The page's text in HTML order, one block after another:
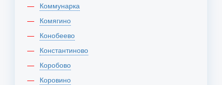
Коммунарка
Комягино
Конобеево
Константиново
Коробово
Коровино